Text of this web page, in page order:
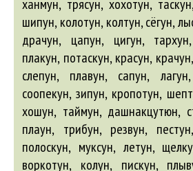
ханмун, трясун, хохотун,
шипун, колотун, колтун, сёгун,
драчун, цапун, цигун,
плакун, потаскун, красун,
слепун, плавун, сапун,
соопекун, зипун, кропотун,
хошун, таймун, дашнакцутюн,
плаун, трибун, резвун,
полоскун, муксун, летун,
воркотун, колун, пискун,